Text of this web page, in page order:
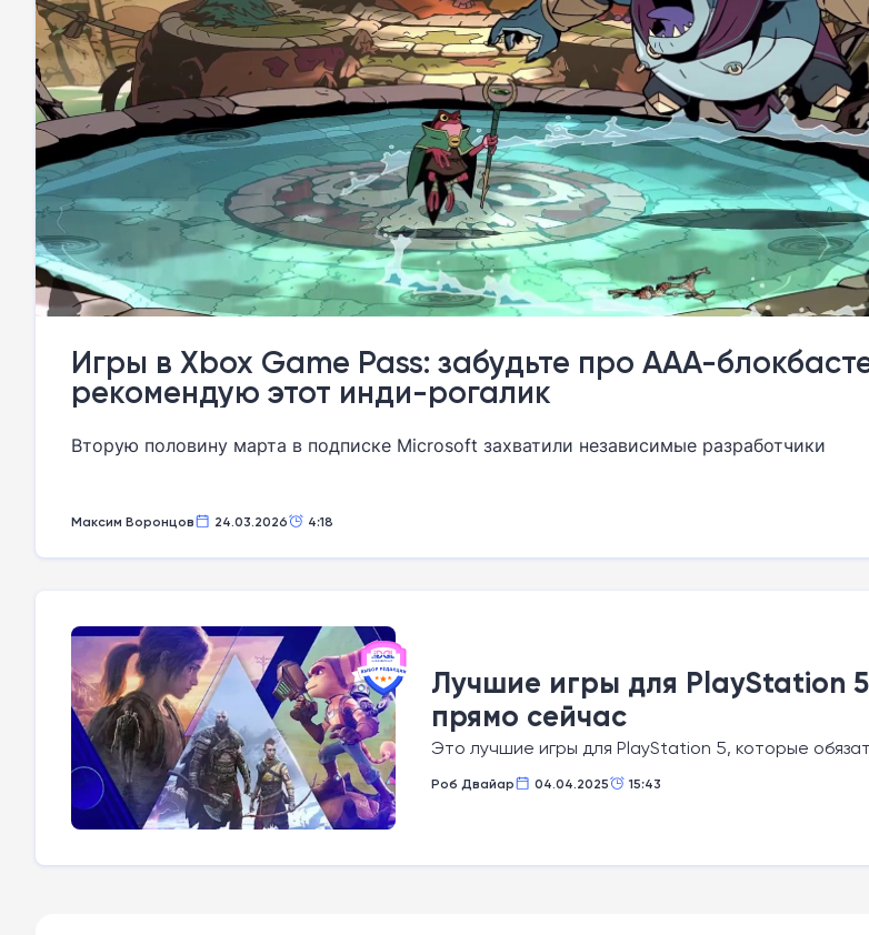
Игры в Xbox Game Pass: забудьте про AAA-
рекомендую этот инди-рогалик
Вторую половину марта в подписке Microsoft захватили независимые разработчики
Максим Воронцов 24.03.2026 4:18
Лучшие игры для PlayStation
прямо сейчас
Это лучшие игры для PlayStation 5, которые
Роб Двайар 04.04.2025 15:43